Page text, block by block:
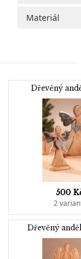
Materiál
Dřevěný
500
2
Dřevěný